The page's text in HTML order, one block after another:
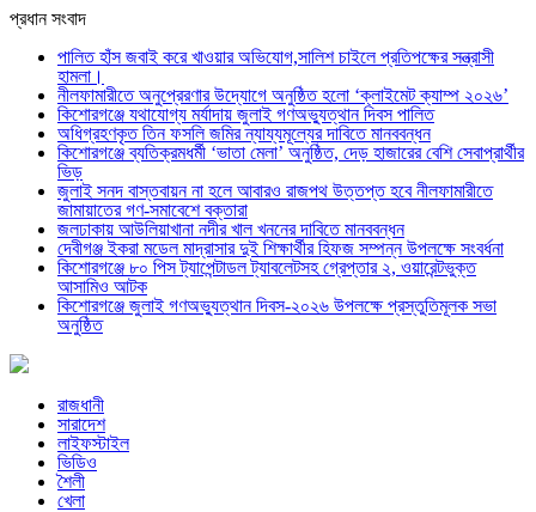
প্রধান সংবাদ
পালিত হাঁস জবাই করে খাওয়ার অভিযোগ,সালিশ চাইলে প্রতিপক্ষের সন্ত্রাসী
হামলা।
নীলফামারীতে অনুপ্রেরণার উদ্যোগে অনুষ্ঠিত হলো ‘ক্লাইমেট ক্যাম্প ২০২৬’
কিশোরগঞ্জে যথাযোগ্য মর্যাদায় জুলাই গণঅভ্যুত্থান দিবস পালিত
অধিগ্রহণকৃত তিন ফসলি জমির ন্যায্যমূল্যের দাবিতে মানববন্ধন
কিশোরগঞ্জে ব্যতিক্রমধর্মী ‘ভাতা মেলা’ অনুষ্ঠিত, দেড় হাজারের বেশি সেবাপ্রার্থীর
ভিড়
জুলাই সনদ বাস্তবায়ন না হলে আবারও রাজপথ উত্তপ্ত হবে নীলফামারীতে
জামায়াতের গণ-সমাবেশে বক্তারা
জলঢাকায় আউলিয়াখানা নদীর খাল খননের দাবিতে মানববন্ধন
দেবীগঞ্জ ইকরা মডেল মাদ্রাসার দুই শিক্ষার্থীর হিফজ সম্পন্ন উপলক্ষে সংবর্ধনা
কিশোরগঞ্জে ৮০ পিস ট্যাপেন্টাডল ট্যাবলেটসহ গ্রেপ্তার ২, ওয়ারেন্টভুক্ত
আসামিও আটক
কিশোরগঞ্জে জুলাই গণঅভ্যুত্থান দিবস-২০২৬ উপলক্ষে প্রস্তুতিমূলক সভা
অনুষ্ঠিত
রাজধানী
সারাদেশ
লাইফস্টাইল
ভিডিও
শৈলী
খেলা